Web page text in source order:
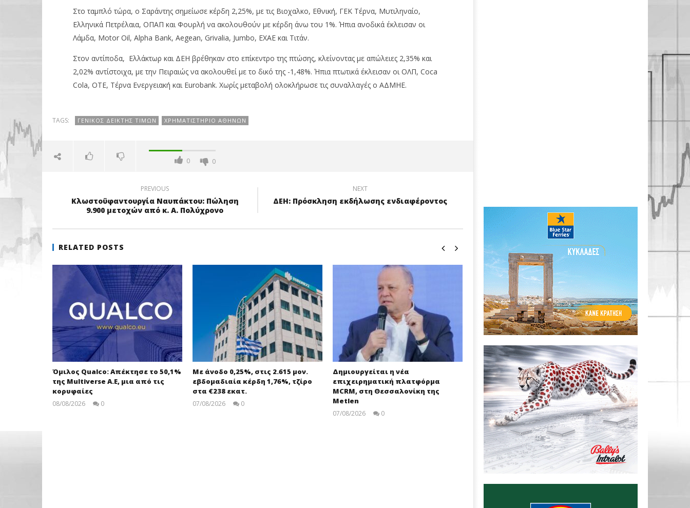
Στο ταμπλό τώρα, ο Σαράντης σημείωσε κέρδη 2,25%, με τις Βιοχαλκο, Εθνική, ΓΕΚ Τέρνα, Μυτιληναίο,
Ελληνικά Πετρέλαια, ΟΠΑΠ και Φουρλή να ακολουθούν με κέρδη άνω του 1%. Ήπια ανοδικά έκλεισαν οι
Λάμδα, Motor Oil, Alpha Bank, Aegean, Grivalia, Jumbo, ΕΧΑΕ και Τιτάν.
Στον αντίποδα, Ελλάκτωρ και ΔΕΗ βρέθηκαν στο επίκεντρο της πτώσης, κλείνοντας με απώλειες 2,35% και
2,02% αντίστοιχα, με την Πειραιώς να ακολουθεί με το δικό της -1,48%. Ήπια πτωτικά έκλεισαν οι ΟΛΠ, Coca
Cola, ΟΤΕ, Τέρνα Ενεργειακή και Eurobank. Χωρίς μεταβολή ολοκλήρωσε τις συναλλαγές ο ΑΔΜΗΕ.
TAGS: ΓΕΝΙΚΌΣ ΔΕΊΚΤΗΣ ΤΙΜΏΝ ΧΡΗΜΑΤΙΣΤΉΡΙΟ ΑΘΗΝΏΝ
0 0
PREVIOUS
Κλωστοϋφαντουργία Ναυπάκτου: Πώληση
9.900 μετοχών από κ. Α. Πολύχρονο
NEXT
ΔΕΗ: Πρόσκληση εκδήλωσης ενδιαφέροντος
RELATED POSTS
Όμιλος Qualco: Απέκτησε το 50,1%
της Multiverse A.E, μια από τις
κορυφαίες
08/08/2026
0
Με άνοδο 0,25%, στις 2.615 μον.
εβδομαδιαία κέρδη 1,76%, τζίρο
στα €238 εκατ.
07/08/2026
0
Δημιουργείται η νέα
επιχειρηματική πλατφόρμα
MCRM, στη Θεσσαλονίκη της
Metlen
07/08/2026
0